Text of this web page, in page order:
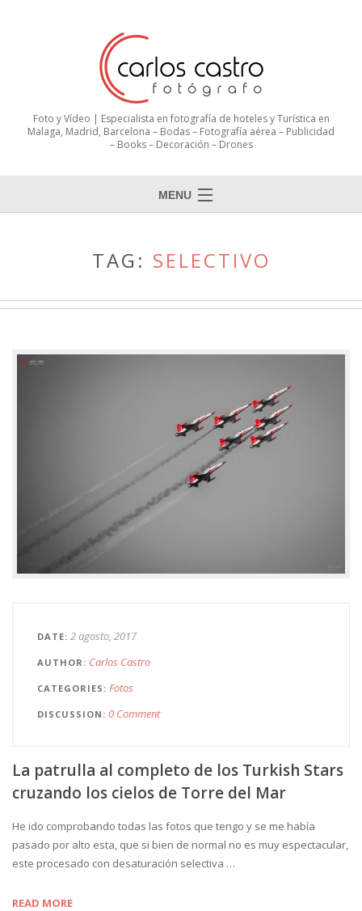
Foto y Vídeo | Especialista en fotografía de hoteles y Turística en
Malaga, Madrid, Barcelona – Bodas – Fotografía aérea – Publicidad
– Books – Decoración – Drones
MENU
TAG: SELECTIVO
DATE 2 agosto, 2017
AUTHOR Carlos Castro
CATEGORIES Fotos
DISCUSSION 0 Comment
La patrulla al completo de los Turkish Stars
cruzando los cielos de Torre del Mar
He ido comprobando todas las fotos que tengo y se me había
pasado por alto esta, que si bien de normal no es muy espectacular,
este procesado con desaturación selectiva …
READ MORE